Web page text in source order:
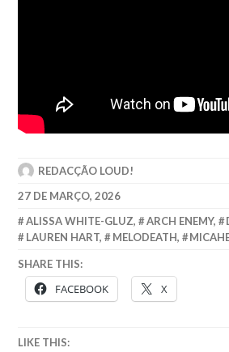
REDACÇÃO LOUD!
27 DE MARÇO, 2026
ALISSA WHITE-GLUZ, ARCH ENEMY,
LAUREN HART, MELODEATH,
SHARE THIS:
FACEBOOK X
LIKE THIS: